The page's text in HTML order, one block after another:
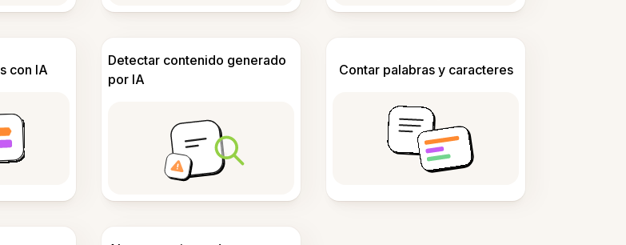
con IA
Detectar contenido generado
por IA
Contar palabras y caracteres